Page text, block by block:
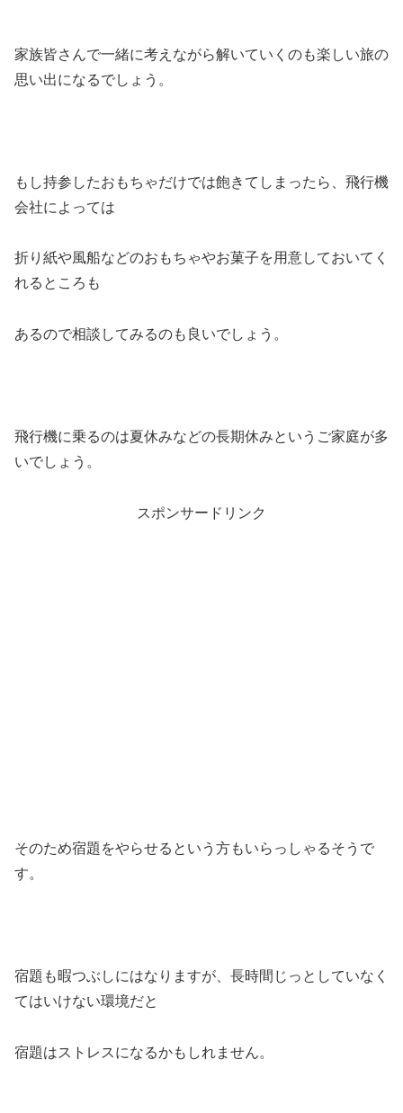
家族皆さんで一緒に考えながら解いていくのも楽しい旅の
思い出になるでしょう。
もし持参したおもちゃだけでは飽きてしまったら、飛行機
会社によっては
折り紙や風船などのおもちゃやお菓子を用意しておいてく
れるところも
あるので相談してみるのも良いでしょう。
飛行機に乗るのは夏休みなどの長期休みというご家庭が多
いでしょう。
スポンサードリンク
そのため宿題をやらせるという方もいらっしゃるそうで
す。
宿題も暇つぶしにはなりますが、長時間じっとしていなく
てはいけない環境だと
宿題はストレスになるかもしれません。